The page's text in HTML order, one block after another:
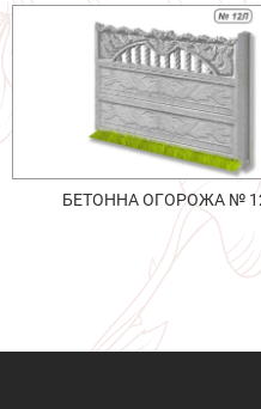
БЕТОННА ОГОРОЖА №